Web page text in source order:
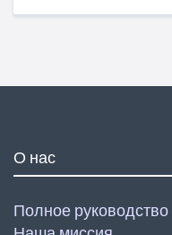
О нас
Полное